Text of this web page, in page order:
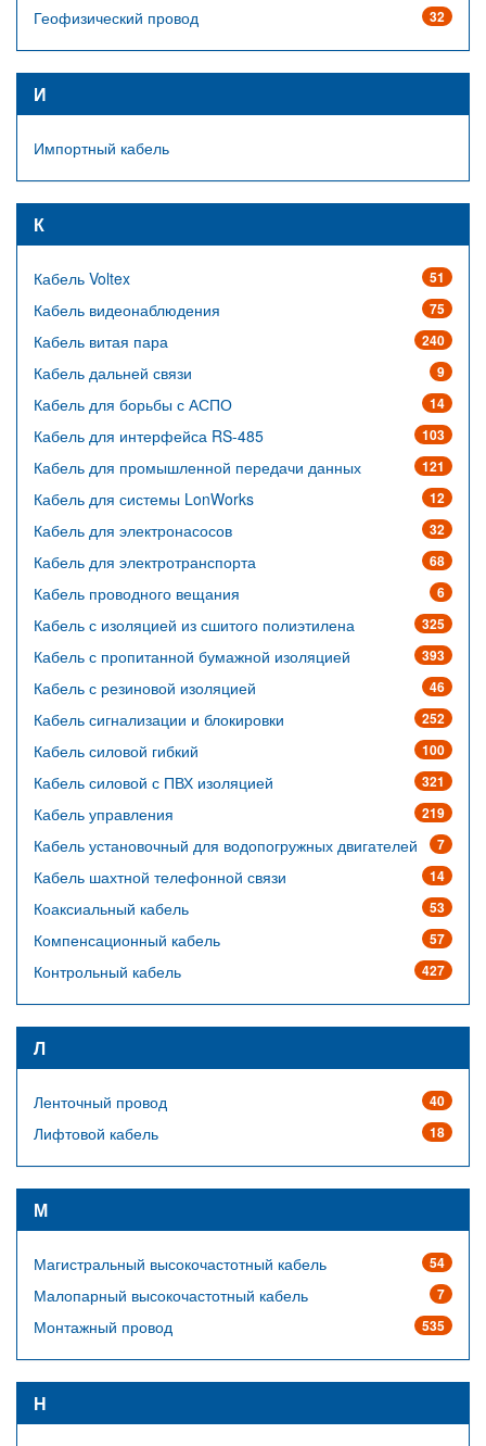
32
Геофизический провод
И
Импортный кабель
К
51
Кабель Voltex
75
Кабель видеонаблюдения
240
Кабель витая пара
9
Кабель дальней связи
14
Кабель для борьбы с АСПО
103
Кабель для интерфейса RS-485
121
Кабель для промышленной передачи данных
12
Кабель для системы LonWorks
32
Кабель для электронасосов
68
Кабель для электротранспорта
6
Кабель проводного вещания
325
Кабель с изоляцией из сшитого полиэтилена
393
Кабель с пропитанной бумажной изоляцией
46
Кабель с резиновой изоляцией
252
Кабель сигнализации и блокировки
100
Кабель силовой гибкий
321
Кабель силовой с ПВХ изоляцией
219
Кабель управления
7
Кабель установочный для водопогружных двигателей
14
Кабель шахтной телефонной связи
53
Коаксиальный кабель
57
Компенсационный кабель
427
Контрольный кабель
Л
40
Ленточный провод
18
Лифтовой кабель
М
54
Магистральный высокочастотный кабель
7
Малопарный высокочастотный кабель
535
Монтажный провод
Н